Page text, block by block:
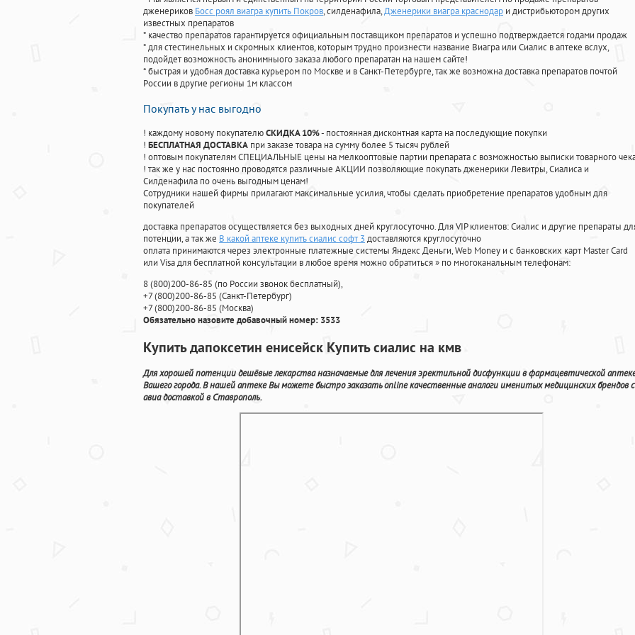
дженериков Босс роял виагра купить Покров, силденафила,Дженерики виагра краснодар и дистрибьютором других
известных препаратов
* качество препаратов гарантируется официальным поставщиком препаратов и успешно подтверждается годами продаж
* для стестинельных и скромных клиентов, которым трудно произнести название Виагра или Сиалис в аптеке вслух,
подойдет возможность анонимныого заказа любого препаратан на нашем сайте!
* быстрая и удобная доставка курьером по Москве и в Санкт-Петербурге, так же возможна доставка препаратов почтой
России в другие регионы 1м классом
Покупать у нас выгодно
! каждому новому покупателюСКИДКА 10%- постоянная дисконтная карта на последующие покупки
! БЕСПЛАТНАЯ ДОСТАВКА при заказе товара на сумму более 5 тысяч рублей
! оптовым покупателям СПЕЦИАЛЬНЫЕ цены на мелкооптовые партии препарата с возможностью выписки товарного
! так же у нас постоянно проводятся различные АКЦИИ позволяющие покупать дженерики Левитры, Сиалиса и
Силденафила по очень выгодным ценам!
Cотрудники нашей фирмы прилагают максимальные усилия, чтобы сделать приобретение препаратов удобным для
покупателей
доставка препаратов осуществляется без выходных дней круглосуточно. Для VIP клиентов: Сиалис и другие препараты
потенции, а так же В какой аптеке купить сиалис софт 3 доставляются круглосуточно
оплата принимаются через электронные платежные системы Яндекс Деньги, Web Money и с банковских карт Master Card
или Visa для бесплатной консультации в любое время можно обратиться» по многоканальным телефонам:
8(800)200-86-85 (по России звонок бесплатный),
+7(800)200-86-85 (Санкт-Петербург)
+7(800)200-86-85 (Москва)
Обязательно назовите добавочный номер: 3533
Купить дапоксетин енисейск Купить сиалис на кмв
Для хорошей потенции дешёвые лекарства назначаемые для лечения эректильной дисфункции в фармацевтической
Вашего города. В нашей аптеке Вы можете быстро заказать online качественные аналоги именитых медицинских брендов с
авиа доставкой в Ставрополь.